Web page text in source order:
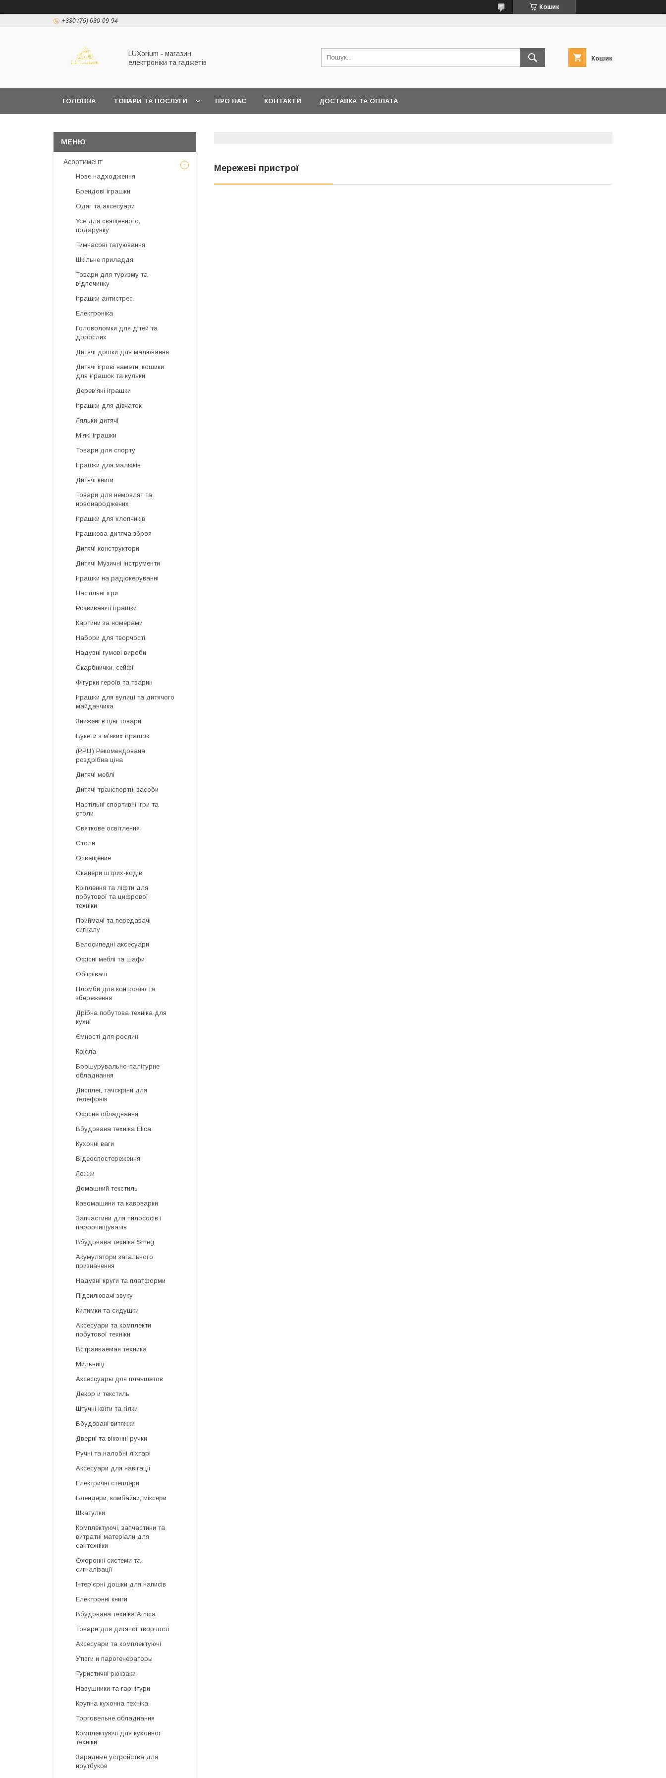
Кошик
+380 (75) 630-09-94
LUXorium - магазин
електроніки та гаджетів
Кошик
ГОЛОВНА ТОВАРИ ТА ПОСЛУГИ ПРО НАС КОНТАКТИ ДОСТАВКА ТА ОПЛАТА
Мережеві пристрої
Асортимент
Нове надходження
Брендові іграшки
Одяг та аксесуари
Усе для священного,
подарунку
Тимчасові татуювання
Шкільне приладдя
Товари для туризму та
відпочинку
Іграшки антистрес
Електроніка
Головоломки для дітей та
дорослих
Дитячі дошки для малювання
Дитячі ігрові намети, кошики
для іграшок та кульки
Дерев'яні іграшки
Іграшки для дівчаток
Ляльки дитячі
М'які іграшки
Товари для спорту
Іграшки для малюків
Дитячі книги
Товари для немовлят та
новонароджених
Іграшки для хлопчиків
Іграшкова дитяча зброя
Дитячі конструктори
Дитячі Музичні Інструменти
Іграшки на радіокеруванні
Настільні ігри
Розвиваючі іграшки
Картини за номерами
Набори для творчості
Надувні гумові вироби
Скарбнички, сейфі
Фігурки героїв та тварин
Іграшки для вулиці та дитячого
майданчика
Знижені в ціні товари
Букети з м'яких іграшок
(РРЦ) Рекомендована
роздрібна ціна
Дитячі меблі
Дитячі транспортні засоби
Настільні спортивні ігри та
столи
Святкове освітлення
Столи
Освещение
Сканери штрих-кодів
Кріплення та ліфти для
побутової та цифрової
техніки
Приймачі та передавачі
сигналу
Велосипедні аксесуари
Офісні меблі та шафи
Обігрівачі
Пломби для контролю та
збереження
Дрібна побутова техніка для
кухні
Ємності для рослин
Крісла
Брошурувально-палітурне
обладнання
Дисплеї, тачскріни для
телефонів
Офісне обладнання
Вбудована техніка Elica
Кухонні ваги
Відеоспостереження
Ложки
Домашний текстиль
Кавомашини та кавоварки
Запчастини для пилососів і
пароочищувачів
Вбудована техніка Smeg
Акумулятори загального
призначення
Надувні круги та платформи
Підсилювачі звуку
Килимки та сидушки
Аксесуари та комплекти
побутової техніки
Встраиваемая техника
Мильниці
Аксессуары для планшетов
Декор и текстиль
Штучні квіти та гілки
Вбудовані витяжки
Дверні та віконні ручки
Ручні та налобні ліхтарі
Аксесуари для навігації
Електричні степлери
Блендери, комбайни, міксери
Шкатулки
Комплектуючі, запчастини та
витратні матеріали для
сантехніки
Охоронні системи та
сигналізації
Інтер'єрні дошки для написів
Електронні книги
Вбудована техніка Amica
Товари для дитячої творчості
Аксесуари та комплектуючі
Утюги и парогенераторы
Туристичні рюкзаки
Навушники та гарнітури
Крупна кухонна техніка
Торговельне обладнання
Комплектуючі для кухонної
техніки
Зарядные устройства для
ноутбуков